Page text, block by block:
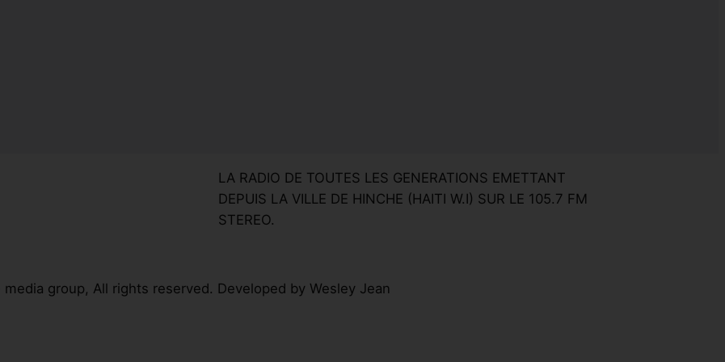
LA RADIO DE TOUTES LES GENERATIONS EMETTANT
DEPUIS LA VILLE DE HINCHE (HAITI W.I) SUR LE 105.7 FM
STEREO.
group, All rights reserved. Developed by Wesley Jean